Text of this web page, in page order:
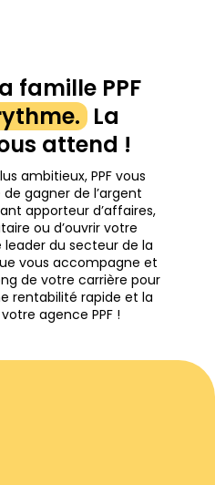
famille PPF
La
attend !
ambitieux, PPF vous
gagner de l’argent
apporteur d’affaires,
ou d’ouvrir votre
leader du secteur de la
vous accompagne et
de votre carrière pour
rentabilité rapide et la
agence PPF !